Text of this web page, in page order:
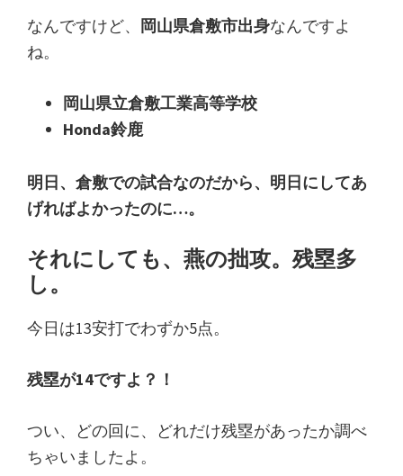
なんですけど、 岡山県倉敷市出身なんですよ
ね。
岡山県立倉敷工業高等学校
Honda鈴鹿
明日、倉敷での試合なのだから、明日にしてあ
げればよかったのに…。
それにしても、燕の拙攻。残塁多
し。
今日は13安打でわずか5点。
残塁が14ですよ？！
つい、どの回に、どれだけ残塁があったか調べ
ちゃいましたよ。